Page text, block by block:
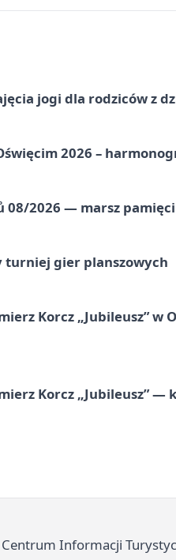
jogi dla rodziców z
2026 –
08/2026 — marsz
turniej gier planszowych
Korcz „Jubileusz” w
Korcz „Jubileusz” —
Informacji